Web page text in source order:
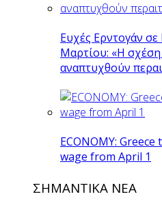
Ευχές Ερντογάν
Μαρτίου: «Η
αναπτυχθούν
ECONOMY:
wage from April 1
ΣΗΜΑΝΤΙΚΑ ΝΕΑ